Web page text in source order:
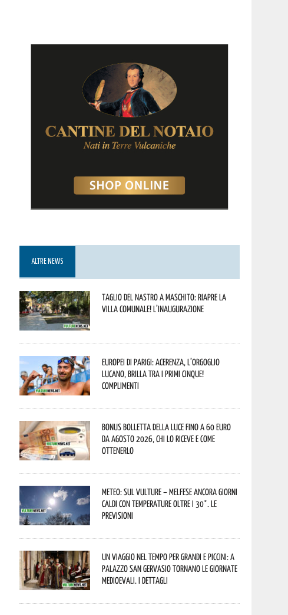
ALTRE NEWS
Taglio del nastro a Maschito: riapre la
Villa Comunale! L’inaugurazione
Europei di Parigi: Acerenza, l’orgoglio
lucano, brilla tra i primi cinque!
Complimenti
Bonus bolletta della luce fino a 60 euro
da agosto 2026, chi lo riceve e come
ottenerlo
Meteo: sul Vulture – melfese ancora giorni
caldi con temperature oltre i 30°. Le
previsioni
Un viaggio nel tempo per grandi e piccini: a
Palazzo San Gervasio tornano le Giornate
Medioevali. I dettagli